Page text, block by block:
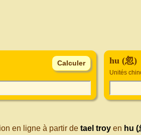
hu (忽)
Unités
en ligne à partir de tael troy en hu (